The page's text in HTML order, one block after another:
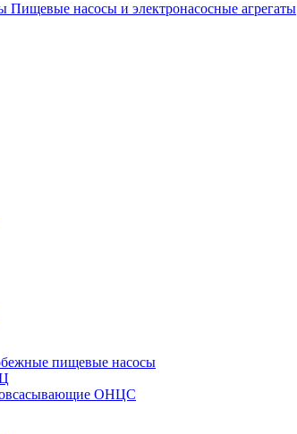
Пищевые насосы и электронасосные агрегаты
пищевые насосы
ОНЦС